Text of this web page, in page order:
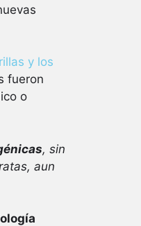
y los
fueron
o
, sin
aun